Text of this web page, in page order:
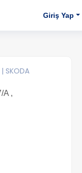
Giriş Yap
| SKODA
A ,